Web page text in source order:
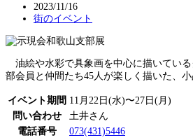
2023/11/16
街のイベント
油絵や水彩で具象画を中心に描いている
部会員と仲間たち45人が楽しく描いた、
イベント期間 11月22日(水)〜27日(月)
問い合わせ
土井さん
電話番号
073(431)5446